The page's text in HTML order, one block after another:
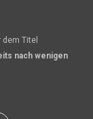
Titel
nach wenigen